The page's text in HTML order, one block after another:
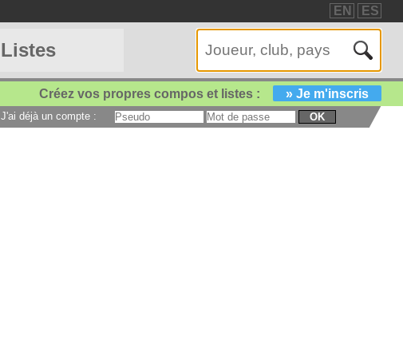
EN ES
Listes
Créez vos propres compos et listes : » Je m'inscris
J'ai déjà un compte : OK